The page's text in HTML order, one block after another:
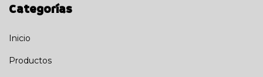
Categorías
Inicio
Productos